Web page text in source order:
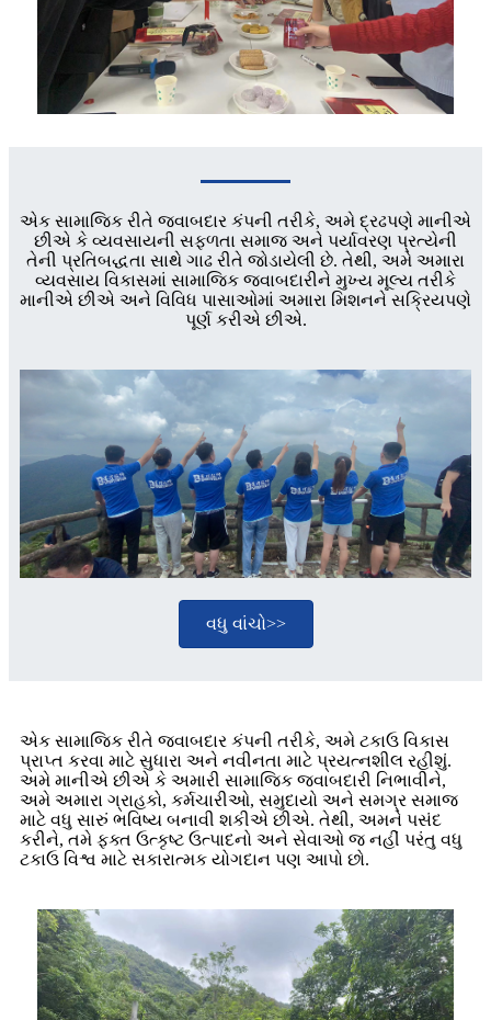
એક સામાજિક રીતે જવાબદાર કંપની તરીકે, અમે દ્રઢપણે માનીએ
છીએ કે વ્યવસાયની સફળતા સમાજ અને પર્યાવરણ પ્રત્યેની
તેની પ્રતિબદ્ધતા સાથે ગાઢ રીતે જોડાયેલી છે. તેથી, અમે અમારા
વ્યવસાય વિકાસમાં સામાજિક જવાબદારીને મુખ્ય મૂલ્ય તરીકે
માનીએ છીએ અને વિવિધ પાસાઓમાં અમારા મિશનને સક્રિયપણે
પૂર્ણ કરીએ છીએ.
વધુ વાંચો>>
એક સામાજિક રીતે જવાબદાર કંપની તરીકે, અમે ટકાઉ વિકાસ
પ્રાપ્ત કરવા માટે સુધારા અને નવીનતા માટે પ્રયત્નશીલ રહીશું.
અમે માનીએ છીએ કે અમારી સામાજિક જવાબદારી નિભાવીને,
અમે અમારા ગ્રાહકો, કર્મચારીઓ, સમુદાયો અને સમગ્ર સમાજ
માટે વધુ સારું ભવિષ્ય બનાવી શકીએ છીએ. તેથી, અમને પસંદ
કરીને, તમે ફક્ત ઉત્કૃષ્ટ ઉત્પાદનો અને સેવાઓ જ નહીં પરંતુ વધુ
ટકાઉ વિશ્વ માટે સકારાત્મક યોગદાન પણ આપો છો.